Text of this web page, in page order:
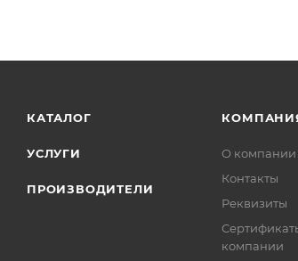
КАТАЛОГ
УСЛУГИ
ПРОИЗВОДИТЕЛИ
О компании
Контакты
Реквизиты
компании